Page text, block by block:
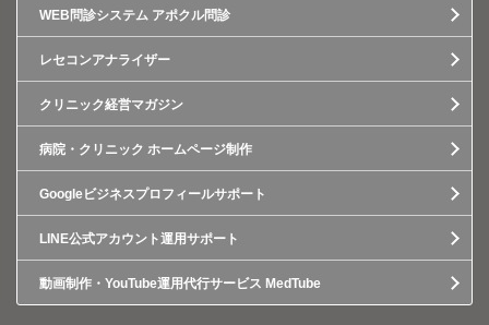
WEB問診システム アポクル問診
レセコンアナライザー
クリニック経営マガジン
病院・クリニック ホームページ制作
Googleビジネスプロフィールサポート
LINE公式アカウント運用サポート
動画制作・YouTube運用代行サービス MedTube